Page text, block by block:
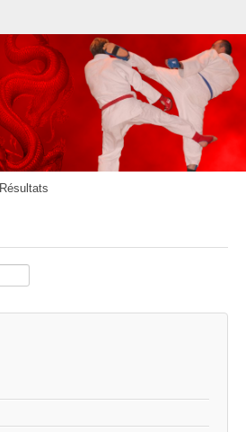
Résultats